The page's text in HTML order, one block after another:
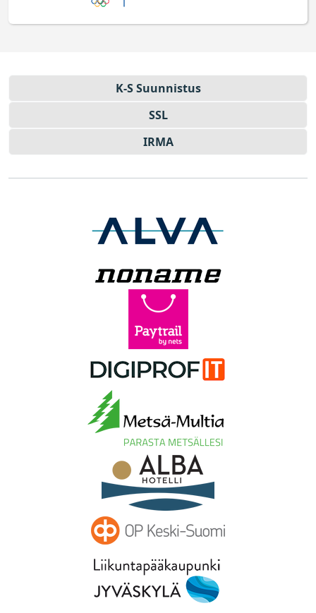
K-S Suun­nistus
SSL
IRMA